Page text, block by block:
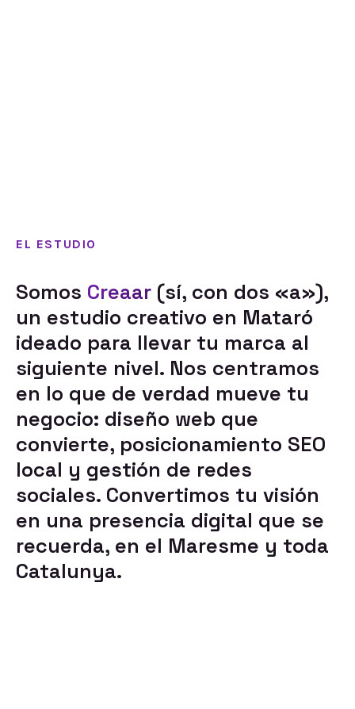
EL ESTUDIO
Somos Creaar (sí, con dos «a»),
un estudio creativo en Mataró
ideado para llevar tu marca al
siguiente nivel. Nos centramos
en lo que de verdad mueve tu
negocio: diseño web que
convierte, posicionamiento SEO
local y gestión de redes
sociales. Convertimos tu visión
en una presencia digital que se
recuerda, en el Maresme y toda
Catalunya.